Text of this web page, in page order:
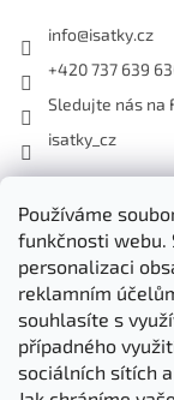
Používáme
funkčnosti webu.
personalizaci
reklamním
souhlasíte s
případného
sociálních sítích
info@isatky.cz
+420 737 639
Sledujte nás na
isatky_cz
Odebírat
Vložte svůj e-mail a
produktech na
E-mail